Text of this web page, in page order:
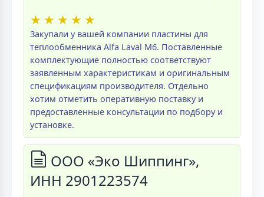
★ ★ ★ ★ ★
Закупали у вашей компании пластины для
теплообменника Alfa Laval M6. Поставленные
комплектующие полностью соответствуют
заявленным характеристикам и оригинальным
спецификациям производителя. Отдельно
хотим отметить оперативную поставку и
предоставленные консультации по подбору и
установке.
ООО «Эко Шиппинг»,
ИНН 2901223574